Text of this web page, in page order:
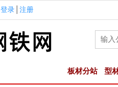
登录 注册
板材分站 型